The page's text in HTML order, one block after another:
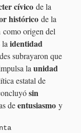
cívico de la
histórico de la
como origen del
la identidad
subrayaron que
la unidad
estatal de
sin
de entusiasmo y